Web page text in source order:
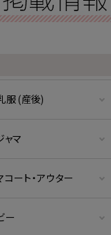
服 (産後)
ャマ
コート・アウター
ー